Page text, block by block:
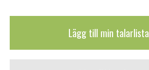
Lägg till min talarlista